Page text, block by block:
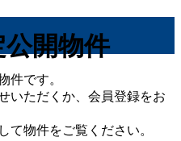
件です。
いただくか、会員登録をお
て物件をご覧ください。